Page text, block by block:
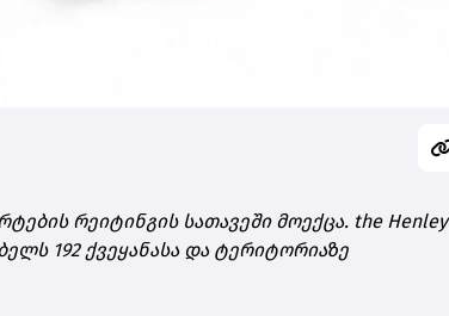
რეიტინგის სათავეში მოექცა. the Henley
192 ქვეყანასა და ტერიტორიაზე